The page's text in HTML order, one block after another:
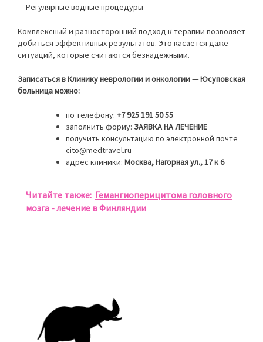
— Регулярные водные процедуры
Комплексный и разносторонний подход к терапии позволяет
добиться эффективных результатов. Это касается даже
ситуаций, которые считаются безнадежными.
Записаться в Клинику неврологии и онкологии — Юсуповская
больница можно:
по телефону: +7 925 191 50 55
заполнить форму: ЗАЯВКА НА ЛЕЧЕНИЕ
получить консультацию по электронной почте
cito@medtravel.ru
адрес клиники: Москва, Нагорная ул., 17 к 6
Читайте также: Гемангиоперицитома головного
мозга - лечение в Финляндии